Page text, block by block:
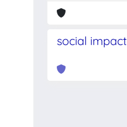
social impact